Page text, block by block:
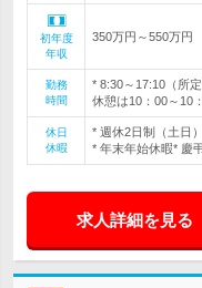
初年度
年収
350万円～550万円
勤務
時間
* 8:30～17:10（所
休憩は10：00～10
休日
休暇
* 週休2日制（土日
* 年末年始休暇* 慶
求人詳細を見る